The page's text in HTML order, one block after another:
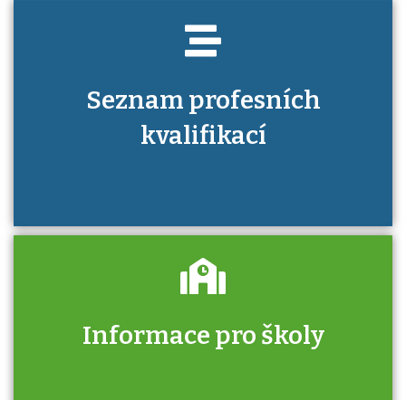
Seznam profesních
kvalifikací
Informace pro školy
Zjistěte, jak se přihlásit ke zkoušce a kde